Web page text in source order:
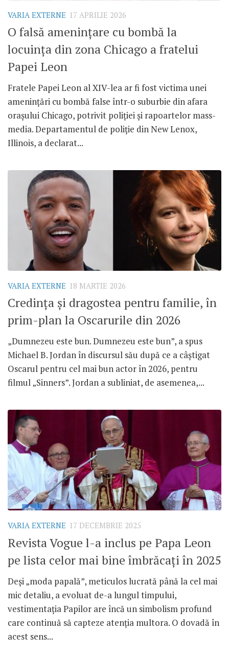
VARIA EXTERNE 17 APRILIE 2026
O falsă amenințare cu bombă la
locuința din zona Chicago a fratelui
Papei Leon
Fratele Papei Leon al XIV-lea ar fi fost victima unei
amenințări cu bombă false într-o suburbie din afara
orașului Chicago, potrivit poliției și rapoartelor mass-
media. Departamentul de poliție din New Lenox,
Illinois, a declarat...
VARIA EXTERNE 18 MARTIE 2026
Credința și dragostea pentru familie, în
prim-plan la Oscarurile din 2026
„Dumnezeu este bun. Dumnezeu este bun”, a spus
Michael B. Jordan în discursul său după ce a câștigat
Oscarul pentru cel mai bun actor în 2026, pentru
filmul „Sinners”. Jordan a subliniat, de asemenea,...
VARIA EXTERNE 17 DECEMBRIE 2025
Revista Vogue l-a inclus pe Papa Leon
pe lista celor mai bine îmbrăcați în 2025
Deși „moda papală”, meticulos lucrată până la cel mai
mic detaliu, a evoluat de-a lungul timpului,
vestimentația Papilor are încă un simbolism profund
care continuă să capteze atenția multora. O dovadă în
acest sens...